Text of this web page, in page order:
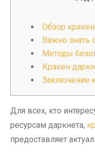
Обзор
Важно знать
Методы
Кракен
Заключение
Для всех, кто
ресурсам даркнета,
предоставляет